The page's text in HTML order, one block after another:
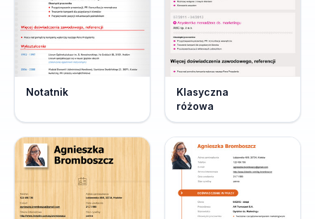
Notatnik
Klasyczna
różowa